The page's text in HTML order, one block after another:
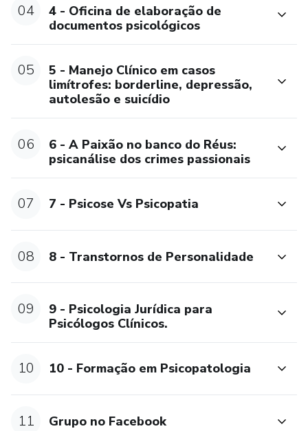
04
4 - Oficina de elaboração de
documentos psicológicos
05
5 - Manejo Clínico em casos
limítrofes: borderline, depressão,
autolesão e suicídio
06
6 - A Paixão no banco do Réus:
psicanálise dos crimes passionais
07 7 - Psicose Vs Psicopatia
08 8 - Transtornos de Personalidade
09
9 - Psicologia Jurídica para
Psicólogos Clínicos.
10 10 - Formação em Psicopatologia
11 Grupo no Facebook